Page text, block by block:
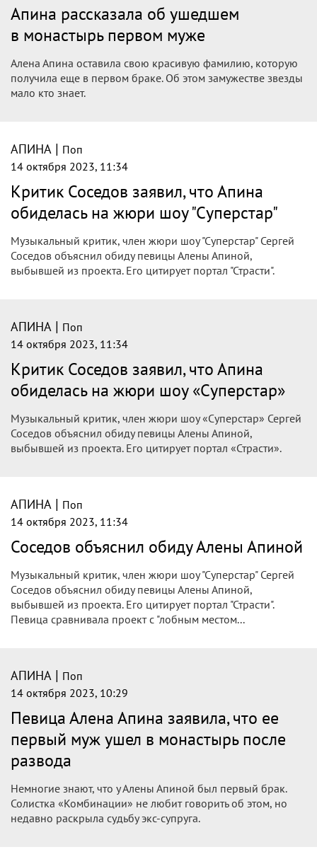
Апина рассказала об ушедшем
в монастырь первом муже
Алена Апина оставила свою красивую фамилию, которую
получила еще в первом браке. Об этом замужестве звезды
мало кто знает.
АПИНА | Поп
14 октября 2023, 11:34
Критик Соседов заявил, что Апина
обиделась на жюри шоу "Суперстар"
Музыкальный критик, член жюри шоу "Суперстар" Сергей
Соседов объяснил обиду певицы Алены Апиной,
выбывшей из проекта. Его цитирует портал "Страсти".
АПИНА | Поп
14 октября 2023, 11:34
Критик Соседов заявил, что Апина
обиделась на жюри шоу «Суперстар»
Музыкальный критик, член жюри шоу «Суперстар» Сергей
Соседов объяснил обиду певицы Алены Апиной,
выбывшей из проекта. Его цитирует портал «Страсти».
АПИНА | Поп
14 октября 2023, 11:34
Соседов объяснил обиду Алены Апиной
Музыкальный критик, член жюри шоу "Суперстар" Сергей
Соседов объяснил обиду певицы Алены Апиной,
выбывшей из проекта. Его цитирует портал "Страсти".
Певица сравнивала проект с "лобным местом...
АПИНА | Поп
14 октября 2023, 10:29
Певица Алена Апина заявила, что ее
первый муж ушел в монастырь после
развода
Немногие знают, что у Алены Апиной был первый брак.
Солистка «Комбинации» не любит говорить об этом, но
недавно раскрыла судьбу экс-супруга.